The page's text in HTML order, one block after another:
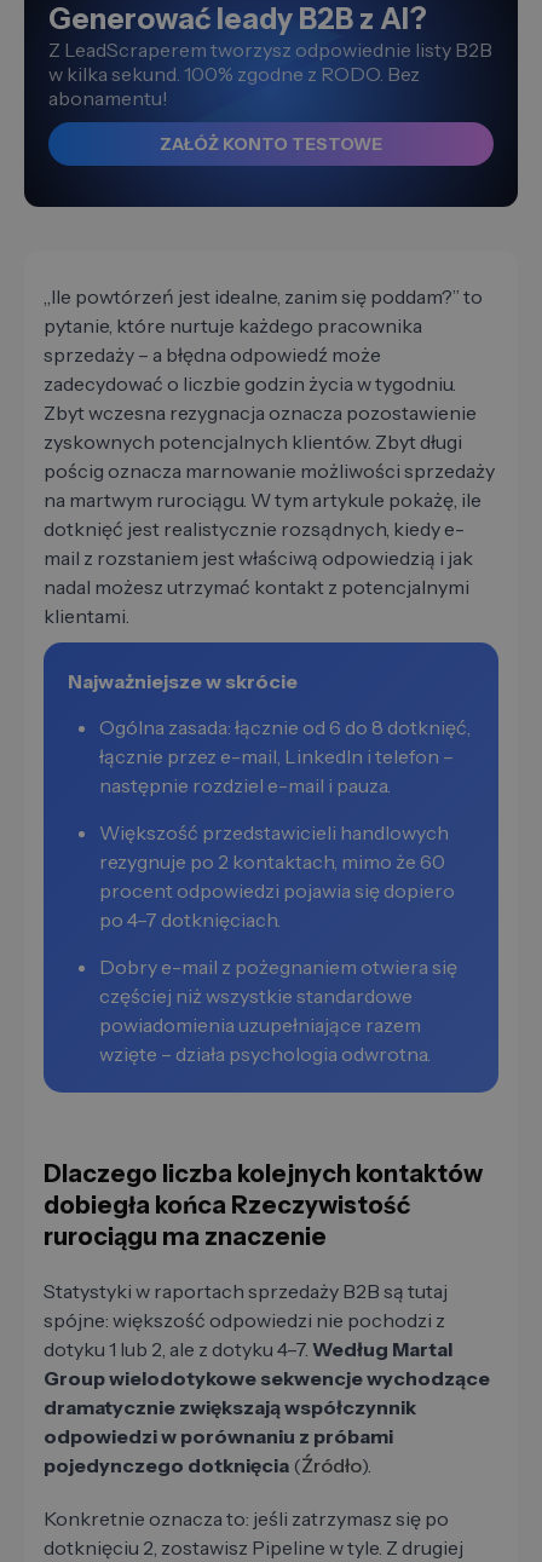
Generować leady B2B z AI?
Z LeadScraperem tworzysz odpowiednie listy B2B
w kilka sekund. 100% zgodne z RODO. Bez
abonamentu!
ZAŁÓŻ KONTO TESTOWE
„Ile powtórzeń jest idealne, zanim się poddam?” to
pytanie, które nurtuje każdego pracownika
sprzedaży – a błędna odpowiedź może
zadecydować o liczbie godzin życia w tygodniu.
Zbyt wczesna rezygnacja oznacza pozostawienie
zyskownych potencjalnych klientów. Zbyt długi
pościg oznacza marnowanie możliwości sprzedaży
na martwym rurociągu. W tym artykule pokażę, ile
dotknięć jest realistycznie rozsądnych, kiedy e-
mail z rozstaniem jest właściwą odpowiedzią i jak
nadal możesz utrzymać kontakt z potencjalnymi
klientami.
Najważniejsze w skrócie
Ogólna zasada: łącznie od 6 do 8 dotknięć,
łącznie przez e-mail, LinkedIn i telefon –
następnie rozdziel e-mail i pauza.
Większość przedstawicieli handlowych
rezygnuje po 2 kontaktach, mimo że 60
procent odpowiedzi pojawia się dopiero
po 4–7 dotknięciach.
Dobry e-mail z pożegnaniem otwiera się
częściej niż wszystkie standardowe
powiadomienia uzupełniające razem
wzięte – działa psychologia odwrotna.
Dlaczego liczba kolejnych kontaktów
dobiegła końca Rzeczywistość
rurociągu ma znaczenie
Statystyki w raportach sprzedaży B2B są tutaj
spójne: większość odpowiedzi nie pochodzi z
dotyku 1 lub 2, ale z dotyku 4–7. Według Martal
Group wielodotykowe sekwencje wychodzące
dramatycznie zwiększają współczynnik
odpowiedzi w porównaniu z próbami
pojedynczego dotknięcia (Źródło).
Konkretnie oznacza to: jeśli zatrzymasz się po
dotknięciu 2, zostawisz Pipeline w tyle. Z drugiej